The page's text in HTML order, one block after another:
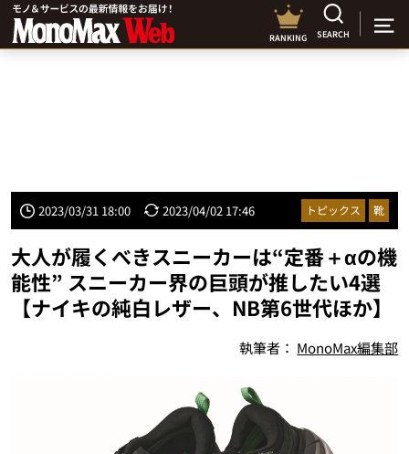
RANKING SEARCH
2023/03/31 18:00 2023/04/02 17:46 トピックス 靴
大人が履くべきスニーカーは“定番＋αの機
能性” スニーカー界の巨頭が推したい4選
【ナイキの純白レザー、NB第6世代ほか】
執筆者： MonoMax編集部